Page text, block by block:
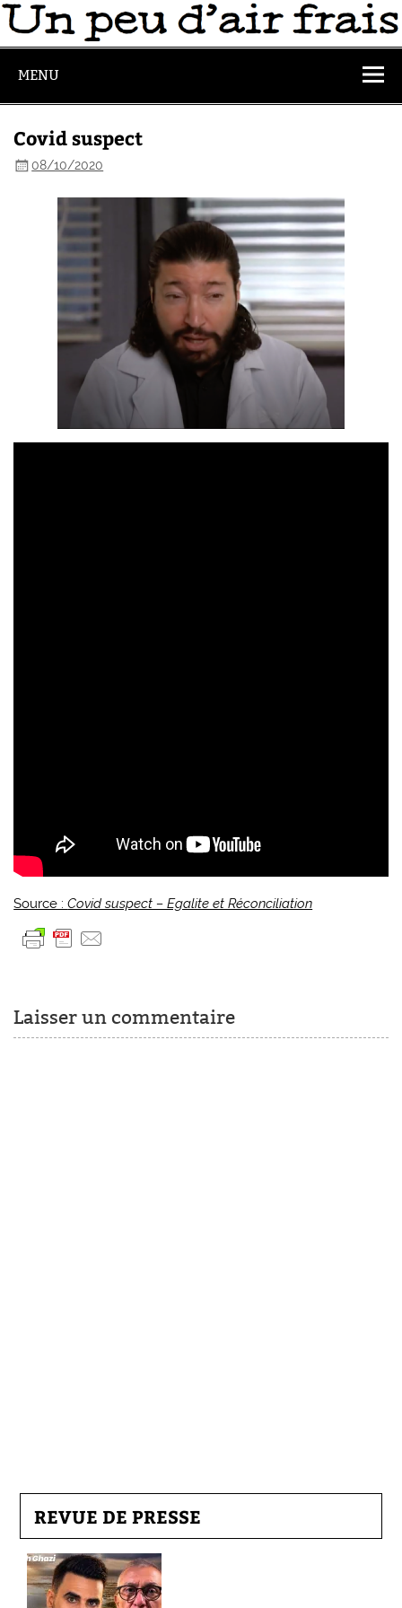
MENU
Covid suspect
08/10/2020
Source :Covid suspect – Egalite et Réconciliation
Laisser un commentaire
REVUE DE PRESSE